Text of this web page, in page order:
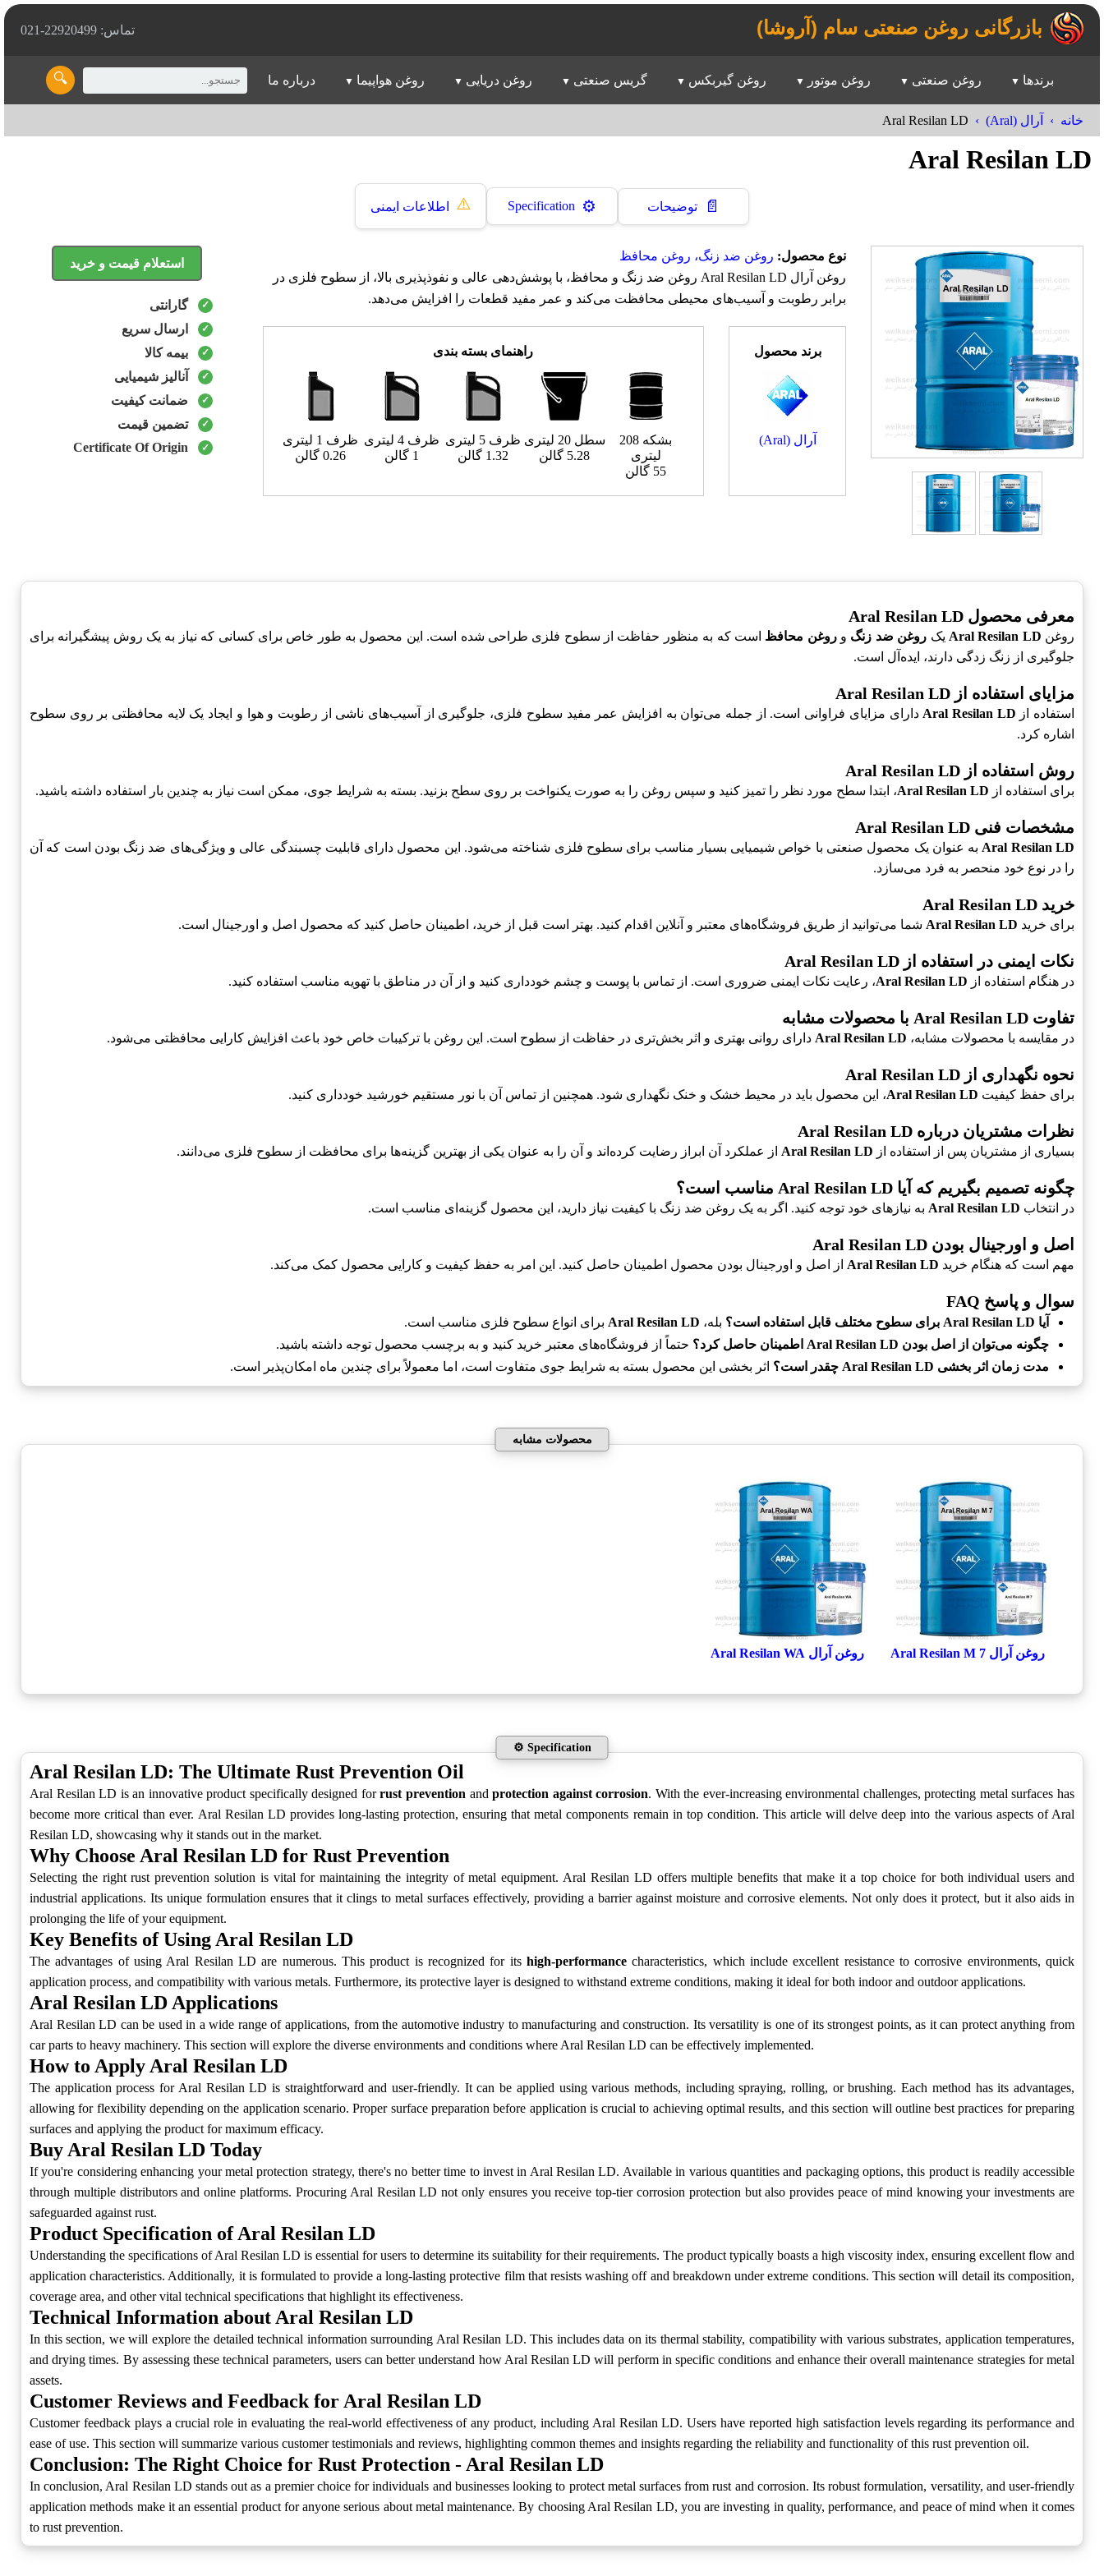
بازرگانی روغن صنعتی سام (آروشا) تماس: 22920499-021
🔍 برندها روغن صنعتی روغن موتور روغن گیربکس گریس صنعتی روغن دریایی روغن هواپیما درباره ما
خانه آرال (Aral) Aral Resilan LD
Aral Resilan LD
📄 توضیحات ⚙️
Specification
⚠️ اطلاعات ایمنی
نوع محصول: روغن ضد زنگ، روغن محافظ
روغن آرال Aral Resilan LD روغن ضد زنگ و محافظ، با پوشش‌دهی عالی و نفوذپذیری بالا، از سطوح فلزی در
برابر رطوبت و آسیب‌های محیطی محافظت می‌کند و عمر مفید قطعات را افزایش می‌دهد.
برند محصول
آرال (Aral)
راهنمای بسته بندی
بشکه 208
لیتری
55 گالن
سطل 20 لیتری
5.28 گالن
ظرف 5 لیتری
1.32 گالن
ظرف 4 لیتری
1 گالن
ظرف 1 لیتری
0.26 گالن
استعلام قیمت و خرید
گارانتی
ارسال سریع
بیمه کالا
آنالیز شیمیایی
ضمانت کیفیت
تضمین قیمت
Certificate Of Origin
معرفی محصول Aral Resilan LD
روغن Aral Resilan LD یک روغن ضد زنگ وروغن محافظ است که به منظور حفاظت از سطوح فلزی طراحی شده است. این محصول به طور خاص برای کسانی که نیاز به یک روش پیشگیرانه برای
جلوگیری از زنگ زدگی دارند، ایده‌آل است.
مزایای استفاده از Aral Resilan LD
استفاده از Aral Resilan LDدارای مزایای فراوانی است. از جمله می‌توان به افزایش عمر مفید سطوح فلزی، جلوگیری از آسیب‌های ناشی از رطوبت و هوا و ایجاد یک لایه محافظتی بر روی سطوح
اشاره کرد.
روش استفاده از Aral Resilan LD
برای استفاده از Aral Resilan LD، ابتدا سطح مورد نظر را تمیز کنید و سپس روغن را به صورت یکنواخت بر روی سطح بزنید. بسته به شرایط جوی، ممکن است نیاز به چندین بار استفاده داشته باشید.
مشخصات فنی Aral Resilan LD
Aral Resilan LDبه عنوان یک محصول صنعتی با خواص شیمیایی بسیار مناسب برای سطوح فلزی شناخته می‌شود. این محصول دارای قابلیت چسبندگی عالی و ویژگی‌های ضد زنگ بودن است که آن
را در نوع خود منحصر به فرد می‌سازد.
خرید Aral Resilan LD
برای خرید Aral Resilan LD شما می‌توانید از طریق فروشگاه‌های معتبر و آنلاین اقدام کنید. بهتر است قبل از خرید، اطمینان حاصل کنید که محصول اصل و اورجینال است.
نکات ایمنی در استفاده از Aral Resilan LD
در هنگام استفاده از Aral Resilan LD، رعایت نکات ایمنی ضروری است. از تماس با پوست و چشم خودداری کنید و از آن در مناطق با تهویه مناسب استفاده کنید.
تفاوت Aral Resilan LD با محصولات مشابه
در مقایسه با محصولات مشابه، Aral Resilan LD دارای روانی بهتری و اثر بخش‌تری در حفاظت از سطوح است. این روغن با ترکیبات خاص خود باعث افزایش کارایی محافظتی می‌شود.
نحوه نگهداری از Aral Resilan LD
برای حفظ کیفیت Aral Resilan LD، این محصول باید در محیط خشک و خنک نگهداری شود. همچنین از تماس آن با نور مستقیم خورشید خودداری کنید.
نظرات مشتریان درباره Aral Resilan LD
بسیاری از مشتریان پس از استفاده از Aral Resilan LD از عملکرد آن ابراز رضایت کرده‌اند و آن را به عنوان یکی از بهترین گزینه‌ها برای محافظت از سطوح فلزی می‌دانند.
چگونه تصمیم بگیریم که آیا Aral Resilan LD مناسب است؟
در انتخاب Aral Resilan LD به نیازهای خود توجه کنید. اگر به یک روغن ضد زنگ با کیفیت نیاز دارید، این محصول گزینه‌ای مناسب است.
اصل و اورجینال بودن Aral Resilan LD
مهم است که هنگام خرید Aral Resilan LD از اصل و اورجینال بودن محصول اطمینان حاصل کنید. این امر به حفظ کیفیت و کارایی محصول کمک می‌کند.
سوال و پاسخ FAQ
آیا Aral Resilan LD برای سطوح مختلف قابل استفاده است؟ بله، Aral Resilan LD برای انواع سطوح فلزی مناسب است.
چگونه می‌توان از اصل بودن Aral Resilan LD اطمینان حاصل کرد؟
حتماً از فروشگاه‌های معتبر خرید کنید و به برچسب محصول توجه داشته باشید.
مدت زمان اثر بخشی Aral Resilan LD چقدر است؟
اثر بخشی این محصول بسته به شرایط جوی متفاوت است، اما معمولاً برای چندین ماه امکان‌پذیر است.
محصولات مشابه
روغن آرال Aral Resilan M 7 روغن آرال Aral Resilan WA
⚙️ Specification
Aral Resilan LD: The Ultimate Rust Prevention Oil
Aral Resilan LD is an innovative product specifically designed forrust preventionandprotection against corrosion. With the ever-increasing environmental challenges, protecting metal surfaces has
become more critical than ever. Aral Resilan LD provides long-lasting protection, ensuring that metal components remain in top condition. This article will delve deep into the various aspects of Aral
Resilan LD, showcasing why it stands out in the market.
Why Choose Aral Resilan LD for Rust Prevention
Selecting the right rust prevention solution is vital for maintaining the integrity of metal equipment. Aral Resilan LD offers multiple benefits that make it a top choice for both individual users and
industrial applications. Its unique formulation ensures that it clings to metal surfaces effectively, providing a barrier against moisture and corrosive elements. Not only does it protect, but it also aids in
prolonging the life of your equipment.
Key Benefits of Using Aral Resilan LD
The advantages of using Aral Resilan LD are numerous. This product is recognized for its high-performance characteristics, which include excellent resistance to corrosive environments, quick
application process, and compatibility with various metals. Furthermore, its protective layer is designed to withstand extreme conditions, making it ideal for both indoor and outdoor applications.
Aral Resilan LD Applications
Aral Resilan LD can be used in a wide range of applications, from the automotive industry to manufacturing and construction. Its versatility is one of its strongest points, as it can protect anything from
car parts to heavy machinery. This section will explore the diverse environments and conditions where Aral Resilan LD can be effectively implemented.
How to Apply Aral Resilan LD
The application process for Aral Resilan LD is straightforward and user-friendly. It can be applied using various methods, including spraying, rolling, or brushing. Each method has its advantages,
allowing for flexibility depending on the application scenario. Proper surface preparation before application is crucial to achieving optimal results, and this section will outline best practices for preparing
surfaces and applying the product for maximum efficacy.
Buy Aral Resilan LD Today
If you're considering enhancing your metal protection strategy, there's no better time to invest in Aral Resilan LD. Available in various quantities and packaging options, this product is readily accessible
through multiple distributors and online platforms. Procuring Aral Resilan LD not only ensures you receive top-tier corrosion protection but also provides peace of mind knowing your investments are
safeguarded against rust.
Product Specification of Aral Resilan LD
Understanding the specifications of Aral Resilan LD is essential for users to determine its suitability for their requirements. The product typically boasts a high viscosity index, ensuring excellent flow and
application characteristics. Additionally, it is formulated to provide a long-lasting protective film that resists washing off and breakdown under extreme conditions. This section will detail its composition,
coverage area, and other vital technical specifications that highlight its effectiveness.
Technical Information about Aral Resilan LD
In this section, we will explore the detailed technical information surrounding Aral Resilan LD. This includes data on its thermal stability, compatibility with various substrates, application temperatures,
and drying times. By assessing these technical parameters, users can better understand how Aral Resilan LD will perform in specific conditions and enhance their overall maintenance strategies for metal
assets.
Customer Reviews and Feedback for Aral Resilan LD
Customer feedback plays a crucial role in evaluating the real-world effectiveness of any product, including Aral Resilan LD. Users have reported high satisfaction levels regarding its performance and
ease of use. This section will summarize various customer testimonials and reviews, highlighting common themes and insights regarding the reliability and functionality of this rust prevention oil.
Conclusion: The Right Choice for Rust Protection - Aral Resilan LD
In conclusion, Aral Resilan LD stands out as a premier choice for individuals and businesses looking to protect metal surfaces from rust and corrosion. Its robust formulation, versatility, and user-friendly
application methods make it an essential product for anyone serious about metal maintenance. By choosing Aral Resilan LD, you are investing in quality, performance, and peace of mind when it comes
to rust prevention.